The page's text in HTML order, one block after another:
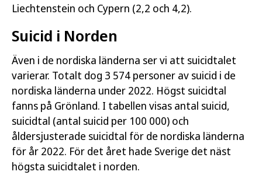
Liechtenstein och Cypern (2,2 och 4,2).
Suicid i Norden
Även i de nordiska länderna ser vi att suicidtalet
varierar. Totalt dog 3 574 personer av suicid i de
nordiska länderna under 2022. Högst suicidtal
fanns på Grönland. I tabellen visas antal suicid,
suicidtal (antal suicid per 100 000) och
åldersjusterade suicidtal för de nordiska länderna
för år 2022. För det året hade Sverige det näst
högsta suicidtalet i norden.